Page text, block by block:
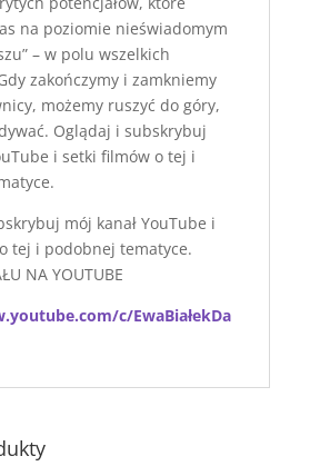
na poziomie nieświadomym
– w polu wszelkich
zakończymy i zamkniemy
możemy ruszyć do góry,
Oglądaj i subskrybuj
i setki filmów o tej i
mój kanał YouTube i
tej i podobnej tematyce.
NA YOUTUBE
c/EwaBiałekDa